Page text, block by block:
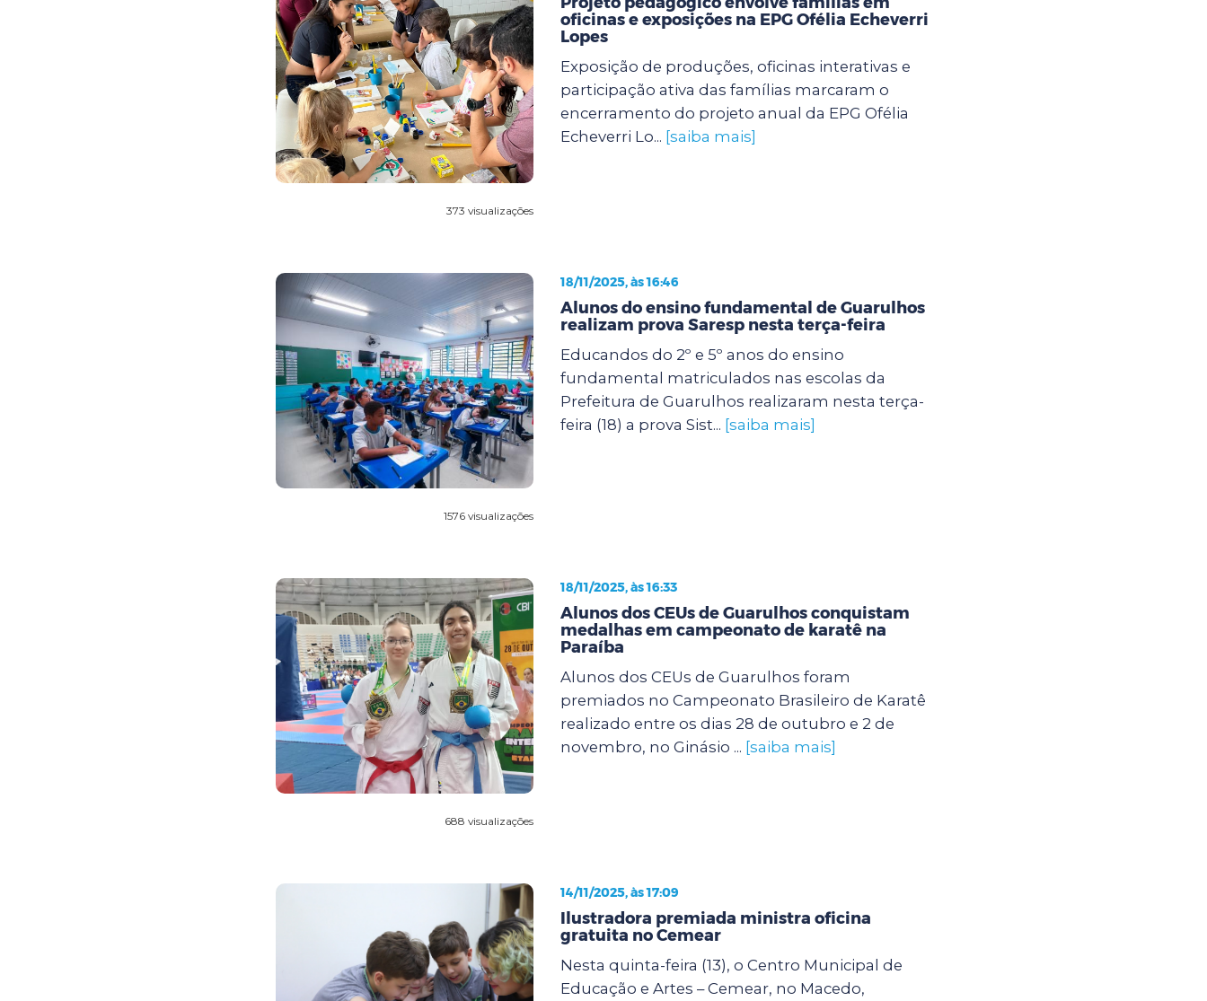
373 visualizações
oficinas e exposições na EPG Ofélia Echeverri
Lopes
Exposição de produções, oficinas interativas e
participação ativa das famílias marcaram o
encerramento do projeto anual da EPG Ofélia
Echeverri Lo... [saiba mais]
1576 visualizações
18/11/2025, às 16:46
Alunos do ensino fundamental de Guarulhos
realizam prova Saresp nesta terça-feira
Educandos do 2º e 5º anos do ensino
fundamental matriculados nas escolas da
Prefeitura de Guarulhos realizaram nesta terça-
feira (18) a prova Sist... [saiba mais]
688 visualizações
18/11/2025, às 16:33
Alunos dos CEUs de Guarulhos conquistam
medalhas em campeonato de karatê na
Paraíba
Alunos dos CEUs de Guarulhos foram
premiados no Campeonato Brasileiro de Karatê
realizado entre os dias 28 de outubro e 2 de
novembro, no Ginásio ... [saiba mais]
14/11/2025, às 17:09
Ilustradora premiada ministra oficina
gratuita no Cemear
Nesta quinta-feira (13), o Centro Municipal de
Educação e Artes – Cemear, no Macedo,